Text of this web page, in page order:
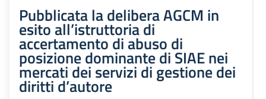
Pubblicata la delibera AGCM in
esito all’istruttoria di
accertamento di abuso di
posizione dominante di SIAE nei
mercati dei servizi di gestione dei
diritti d’autore